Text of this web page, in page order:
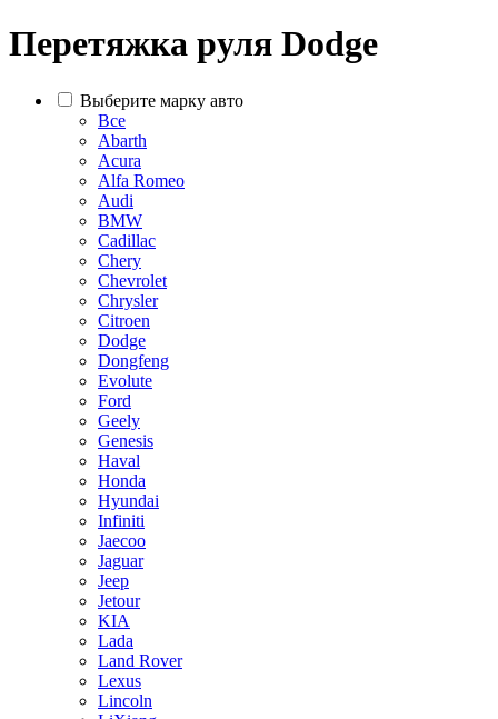
Перетяжка руля Dodge
Выберите марку авто
Все
Abarth
Acura
Alfa Romeo
Audi
BMW
Cadillac
Chery
Chevrolet
Chrysler
Citroen
Dodge
Dongfeng
Evolute
Ford
Geely
Genesis
Haval
Honda
Hyundai
Infiniti
Jaecoo
Jaguar
Jeep
Jetour
KIA
Lada
Land Rover
Lexus
Lincoln